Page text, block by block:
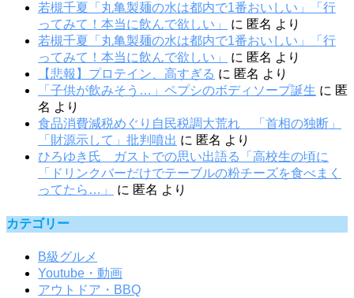
若槻千夏「丸亀製麺の水は都内で1番おいしい」「行
ってみて！本当に飲んで欲しい」
に 匿名 より
若槻千夏「丸亀製麺の水は都内で1番おいしい」「行
ってみて！本当に飲んで欲しい」
に 匿名 より
【悲報】プロテイン、高すぎる に 匿名 より
「子供が飲みそう…」ペプシのボディソープ誕生 に 匿
名 より
食品消費減税めぐり自民税調大荒れ 「首相の独断」
「財源示して」批判噴出 に 匿名 より
ひろゆき氏 ガストでの思い出語る「高校生の頃に
「ドリンクバーだけでテーブルの粉チーズを食べまく
ってたら…」
に 匿名 より
カテゴリー
B級グルメ
Youtube・動画
アウトドア・BBQ